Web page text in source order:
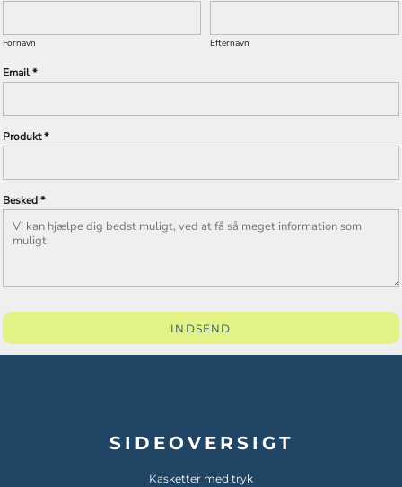
Fornavn Efternavn
Email *
Produkt *
Besked *
INDSEND
SIDEOVERSIGT
Kasketter med tryk